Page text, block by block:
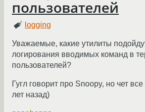
пользователей
logging
Уважаемые, какие утилиты
логирования вводимых команд в
пользователей?
Гугл говорит про Snoopy, но чет
лет назад)